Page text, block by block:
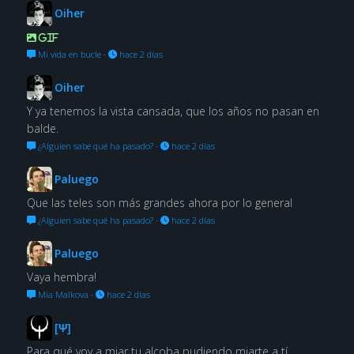
Oiher
GIF
Mi vida en bucle· hace 2 días
Oiher
Y ya tenemos la vista cansada, que los años no pasan en
balde.
¿Alguien sabe qué ha pasado?· hace 2 días
Paluego
Que las teles son más grandes ahora por lo general
¿Alguien sabe qué ha pasado?· hace 2 días
Paluego
Vaya hembra!
Mia Malkova · hace 2 días
[Ψ]
Para qué voy a miar tu alcoba pudiendo miarte a tí.